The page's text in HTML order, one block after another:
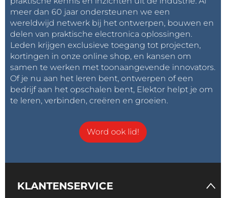
meer dan 60 jaar ondersteunen we een
wereldwijd netwerk bij het ontwerpen, bouwen en
delen van praktische electronica oplossingen.
Leden krijgen exclusieve toegang tot projecten,
kortingen in onze online shop, en kansen om
samen te werken met toonaangevende innovators.
Of je nu aan het leren bent, ontwerpen of een
bedrijf aan het opschalen bent, Elektor helpt je om
te leren, verbinden, creëren en groeien.
Word ook lid!
KLANTENSERVICE